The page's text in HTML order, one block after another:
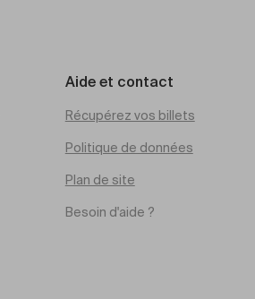
Aide et contact
Récupérez vos billets
Politique de données
Plan de site
Besoin d'aide ?